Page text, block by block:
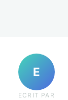
E
ECRIT PAR